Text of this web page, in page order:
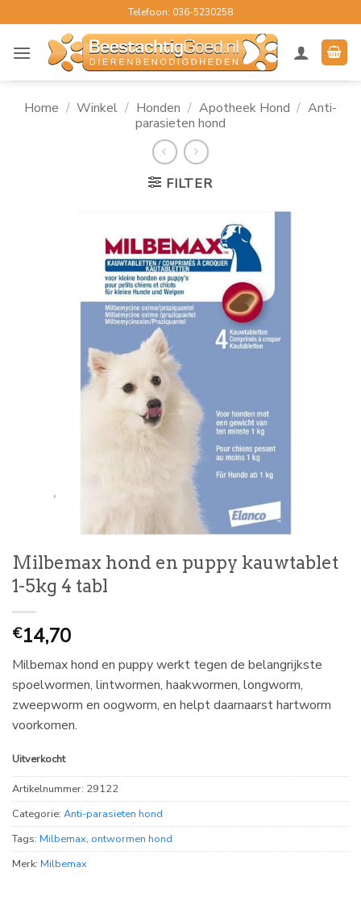
naar
inhoud
Telefoon: 036-5230258
Home / Winkel / Honden / Apotheek Hond / Anti-
parasieten hond
FILTER
Milbemax hond en puppy kauwtablet
1-5kg 4 tabl
€14,70
Milbemax hond en puppy werkt tegen de belangrijkste
spoelwormen, lintwormen, haakwormen, longworm,
zweepworm en oogworm, en helpt daarnaarst hartworm
voorkomen.
Uitverkocht
Artikelnummer: 29122
Categorie: Anti-parasieten hond
Tags: Milbemax, ontwormen hond
Merk: Milbemax